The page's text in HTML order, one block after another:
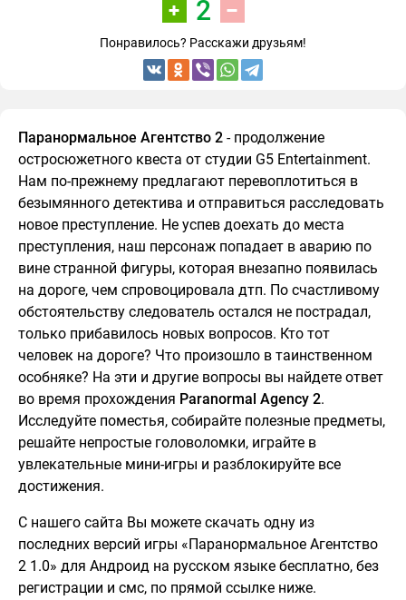
2
Понравилось? Расскажи друзьям!
Паранормальное Агентство 2 - продолжение
остросюжетного квеста от студии G5 Entertainment.
Нам по-прежнему предлагают перевоплотиться в
безымянного детектива и отправиться расследовать
новое преступление. Не успев доехать до места
преступления, наш персонаж попадает в аварию по
вине странной фигуры, которая внезапно появилась
на дороге, чем спровоцировала дтп. По счастливому
обстоятельству следователь остался не пострадал,
только прибавилось новых вопросов. Кто тот
человек на дороге? Что произошло в таинственном
особняке? На эти и другие вопросы вы найдете ответ
во время прохождения Paranormal Agency 2.
Исследуйте поместья, собирайте полезные предметы,
решайте непростые головоломки, играйте в
увлекательные мини-игры и разблокируйте все
достижения.
С нашего сайта Вы можете скачать одну из
последних версий игры «Паранормальное Агентство
2 1.0» для Андроид на русском языке бесплатно, без
регистрации и смс, по прямой ссылке ниже.